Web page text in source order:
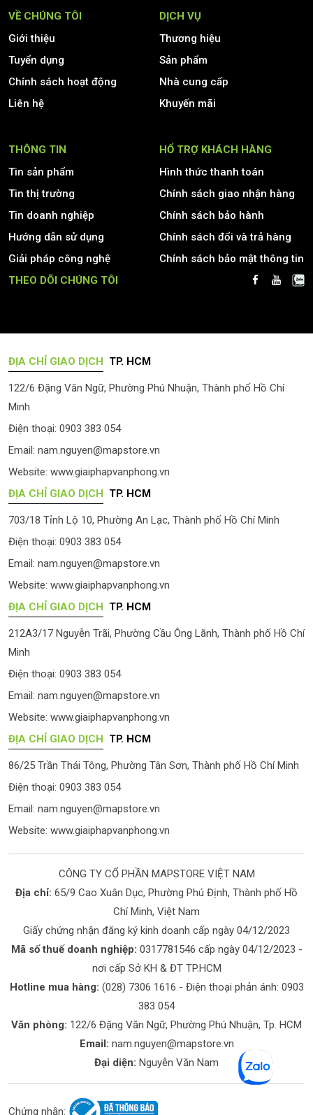
VỀ CHÚNG TÔI
Giới thiệu
Tuyển dụng
Chính sách hoạt động
Liên hệ
DỊCH VỤ
Thương hiệu
Sản phẩm
Nhà cung cấp
Khuyến mãi
THÔNG TIN
Tin sản phẩm
Tin thị trường
Tin doanh nghiệp
Hướng dẫn sử dụng
Giải pháp công nghệ
HỔ TRỢ KHÁCH HÀNG
Hình thức thanh toán
Chính sách giao nhận hàng
Chính sách bảo hành
Chính sách đổi và trả hàng
Chính sách bảo mật thông tin
THEO DÕI CHÚNG TÔI
ĐỊA CHỈ GIAO DỊCH TP. HCM
122/6 Đặng Văn Ngữ, Phường Phú Nhuận, Thành phố Hồ Chí
Minh
Điện thoại: 0903 383 054
Email: nam.nguyen@mapstore.vn
Website: www.giaiphapvanphong.vn
ĐỊA CHỈ GIAO DỊCH
TP. HCM
703/18 Tỉnh Lộ 10, Phường An Lạc, Thành phố Hồ Chí Minh
Điện thoại: 0903 383 054
Email: nam.nguyen@mapstore.vn
Website: www.giaiphapvanphong.vn
ĐỊA CHỈ GIAO DỊCH
TP. HCM
212A3/17 Nguyễn Trãi, Phường Cầu Ông Lãnh, Thành phố Hồ Chí
Minh
Điện thoại: 0903 383 054
Email: nam.nguyen@mapstore.vn
Website: www.giaiphapvanphong.vn
ĐỊA CHỈ GIAO DỊCH
TP. HCM
86/25 Trần Thái Tông, Phường Tân Sơn, Thành phố Hồ Chí Minh
Điện thoại: 0903 383 054
Email: nam.nguyen@mapstore.vn
Website: www.giaiphapvanphong.vn
CÔNG TY CỔ PHẦN MAPSTORE VIỆT NAM
Địa chỉ: 65/9 Cao Xuân Dục, Phường Phú Định, Thành phố Hồ
Chí Minh, Việt Nam
Giấy chứng nhận đăng ký kinh doanh cấp ngày 04/12/2023
Mã số thuế doanh nghiệp: 0317781546 cấp ngày 04/12/2023 -
nơi cấp Sở KH & ĐT TP.HCM
Hotline mua hàng: (028) 7306 1616 - Điện thoại phản ánh: 0903
383 054
Văn phòng: 122/6 Đặng Văn Ngữ, Phường Phú Nhuận, Tp. HCM
Email: nam.nguyen@mapstore.vn
Đại diện: Nguyễn Văn Nam
Chứng nhận: